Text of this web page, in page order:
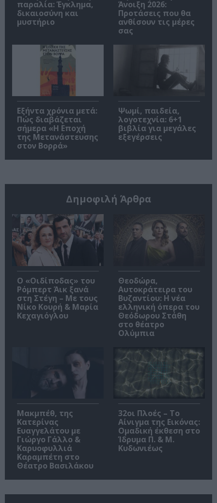
παραλία: Έγκλημα,
δικαιοσύνη και
μυστήριο
Άνοιξη 2026:
Προτάσεις που θα
ανθίσουν τις μέρες
σας
Εξήντα χρόνια μετά:
Πώς διαβάζεται
σήμερα «Η Εποχή
της Μετανάστευσης
στον Βορρά»
Ψωμί, παιδεία,
λογοτεχνία: 6+1
βιβλία για μεγάλες
εξεγέρσεις
Δημοφιλή Άρθρα
O «Οιδίποδας» του
Ρόμπερτ Άικ ξανά
στη Στέγη – Με τους
Νίκο Κουρή & Μαρία
Κεχαγιόγλου
Θεοδώρα,
Αυτοκράτειρα του
Βυζαντίου: Η νέα
ελληνική όπερα του
Θεόδωρου Στάθη
στο θέατρο
Ολύμπια
Μακμπέθ, της
Κατερίνας
Ευαγγελάτου με
Γιώργο Γάλλο &
Καρυοφυλλιά
Καραμπέτη στο
Θέατρο Βασιλάκου
32οι Πλοές – Το
Αίνιγμα της Εικόνας:
Ομαδική έκθεση στο
Ίδρυμα Π. & Μ.
Κυδωνιέως